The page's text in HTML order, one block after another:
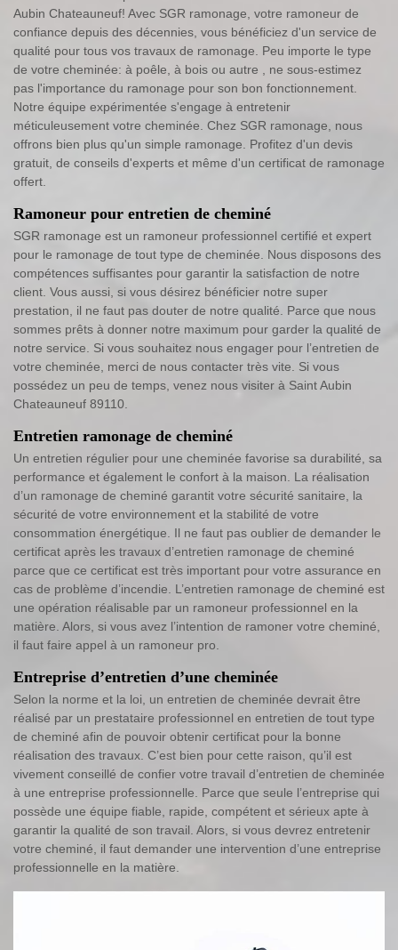
Aubin Chateauneuf! Avec SGR ramonage, votre ramoneur de
confiance depuis des décennies, vous bénéficiez d'un service de
qualité pour tous vos travaux de ramonage. Peu importe le type
de votre cheminée: à poêle, à bois ou autre , ne sous-estimez
pas l'importance du ramonage pour son bon fonctionnement.
Notre équipe expérimentée s'engage à entretenir
méticuleusement votre cheminée. Chez SGR ramonage, nous
offrons bien plus qu'un simple ramonage. Profitez d'un devis
gratuit, de conseils d'experts et même d'un certificat de ramonage
offert.
Ramoneur pour entretien de cheminé
SGR ramonage est un ramoneur professionnel certifié et expert
pour le ramonage de tout type de cheminée. Nous disposons des
compétences suffisantes pour garantir la satisfaction de notre
client. Vous aussi, si vous désirez bénéficier notre super
prestation, il ne faut pas douter de notre qualité. Parce que nous
sommes prêts à donner notre maximum pour garder la qualité de
notre service. Si vous souhaitez nous engager pour l’entretien de
votre cheminée, merci de nous contacter très vite. Si vous
possédez un peu de temps, venez nous visiter à Saint Aubin
Chateauneuf 89110.
Entretien ramonage de cheminé
Un entretien régulier pour une cheminée favorise sa durabilité, sa
performance et également le confort à la maison. La réalisation
d’un ramonage de cheminé garantit votre sécurité sanitaire, la
sécurité de votre environnement et la stabilité de votre
consommation énergétique. Il ne faut pas oublier de demander le
certificat après les travaux d’entretien ramonage de cheminé
parce que ce certificat est très important pour votre assurance en
cas de problème d’incendie. L’entretien ramonage de cheminé est
une opération réalisable par un ramoneur professionnel en la
matière. Alors, si vous avez l’intention de ramoner votre cheminé,
il faut faire appel à un ramoneur pro.
Entreprise d’entretien d’une cheminée
Selon la norme et la loi, un entretien de cheminée devrait être
réalisé par un prestataire professionnel en entretien de tout type
de cheminé afin de pouvoir obtenir certificat pour la bonne
réalisation des travaux. C’est bien pour cette raison, qu’il est
vivement conseillé de confier votre travail d’entretien de cheminée
à une entreprise professionnelle. Parce que seule l’entreprise qui
possède une équipe fiable, rapide, compétent et sérieux apte à
garantir la qualité de son travail. Alors, si vous devrez entretenir
votre cheminé, il faut demander une intervention d’une entreprise
professionnelle en la matière.